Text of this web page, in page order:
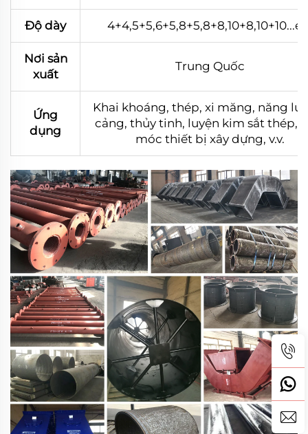
Độ dày
Nơi sản
xuất
Trung Quốc
Ứng
dụng
Khai khoáng, thép, xi măng, năng
cảng, thủy tinh, luyện kim sắt thép,
móc thiết bị xây dựng, v.v.